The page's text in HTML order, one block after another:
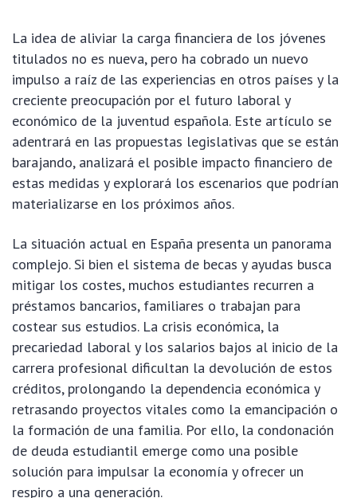
La idea de aliviar la carga financiera de los jóvenes
titulados no es nueva, pero ha cobrado un nuevo
impulso a raíz de las experiencias en otros países y la
creciente preocupación por el futuro laboral y
económico de la juventud española. Este artículo se
adentrará en las propuestas legislativas que se están
barajando, analizará el posible impacto financiero de
estas medidas y explorará los escenarios que podrían
materializarse en los próximos años.
La situación actual en España presenta un panorama
complejo. Si bien el sistema de becas y ayudas busca
mitigar los costes, muchos estudiantes recurren a
préstamos bancarios, familiares o trabajan para
costear sus estudios. La crisis económica, la
precariedad laboral y los salarios bajos al inicio de la
carrera profesional dificultan la devolución de estos
créditos, prolongando la dependencia económica y
retrasando proyectos vitales como la emancipación o
la formación de una familia. Por ello, la condonación
de deuda estudiantil emerge como una posible
solución para impulsar la economía y ofrecer un
respiro a una generación.